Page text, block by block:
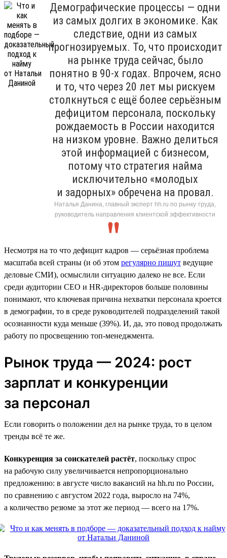
Демографические процессы — одни
из самых долгих в экономике. Как
следствие, одни из самых
прогнозируемых. То, что происходит
на рынке труда сейчас, было
понятно в 90-х годах. Впрочем, ясно
и то, что через 20 лет мы рискуем
столкнуться с ещё более серьёзным
дефицитом персонала, поскольку
рождаемость в России находится
на низком уровне. Важно делиться
этой информацией с бизнесом,
потому что стратегия найма
исключительно «молодых
и задорных» обречена на провал.
Наталья Данина, главный эксперт hh.ru по рынку труда,
руководитель направления клиентской эффективности
Несмотря на то что дефицит кадров — серьёзная проблема
масштаба всей страны (и об этом регулярно пишут ведущие
деловые СМИ), осмыслили ситуацию далеко не все. Если
среди аудитории СЕО и HR-директоров больше половины
понимают, что ключевая причина нехватки персонала кроется
в демографии, то в среде руководителей подразделений такой
осознанности куда меньше (39%). И, да, это повод продолжать
работу по просвещению топ-менеджмента.
Рынок труда — 2024: рост
зарплат и конкуренции
за персонал
Если говорить о положении дел на рынке труда, то в целом
тренды всё те же.
Конкуренция за соискателей растёт, поскольку спрос
на рабочую силу увеличивается непропорционально
предложению: в августе число вакансий на hh.ru по России,
по сравнению с августом 2022 года, выросло на 74%,
а количество резюме за этот же период — всего на 17%.